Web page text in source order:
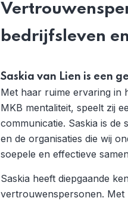
bedrijfsleven
Saskia van Lien is een
Met haar ruime ervaring in
MKB mentaliteit, speelt zij
communicatie. Saskia is
en de organisaties die wij
soepele en effectieve
Saskia heeft diepgaande
vertrouwenspersonen. Met